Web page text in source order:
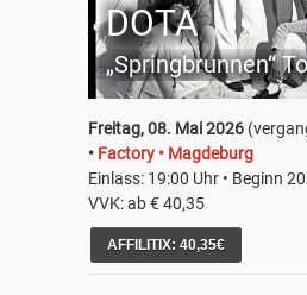
DOTA
„Springbrunnen“
Freitag, 08. Mai 2026
• Factory • Magdeburg
Einlass: 19:00 Uhr • Beginn
VVK: ab € 40,35
AFFILITIX: 40,35€